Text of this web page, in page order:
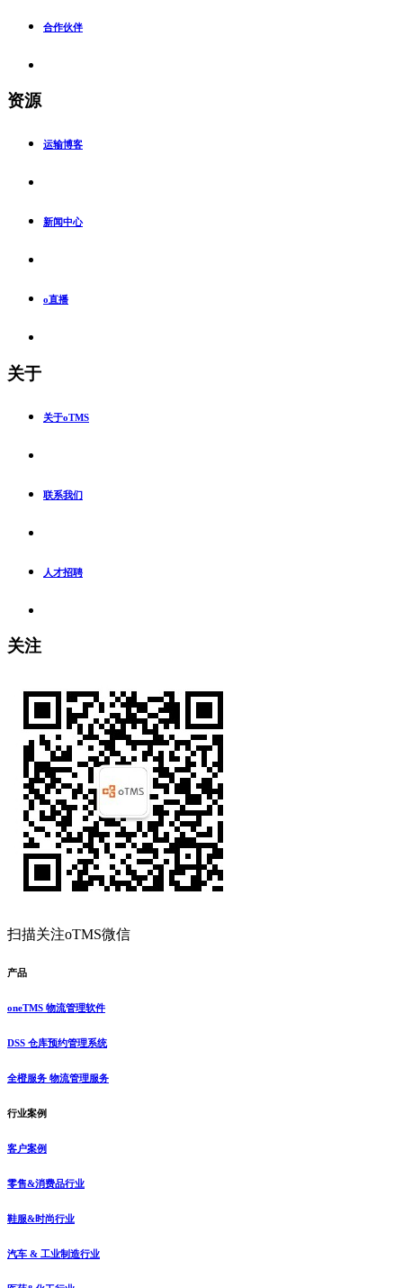
合作伙伴
资源
运输博客
新闻中心
o直播
关于
关于oTMS
联系我们
人才招聘
关注
扫描关注oTMS微信
产品
oneTMS 物流管理软件
DSS 仓库预约管理系统
全橙服务 物流管理服务
行业案例
客户案例
零售&消费品行业
鞋服&时尚行业
汽车 & 工业制造行业